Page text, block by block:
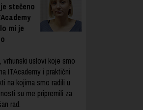
stečeno
mi je
vrhunski uslovi koje smo
ITAcademy i praktični
na kojima smo radili u
su me pripremili za
rad.